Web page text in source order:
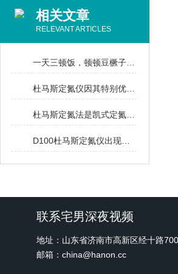
相关文章
RELEVANT ARTICLES
联系宅男深夜视频
地址：山东省济南市高新区经十路
邮箱：china@hanon.cc